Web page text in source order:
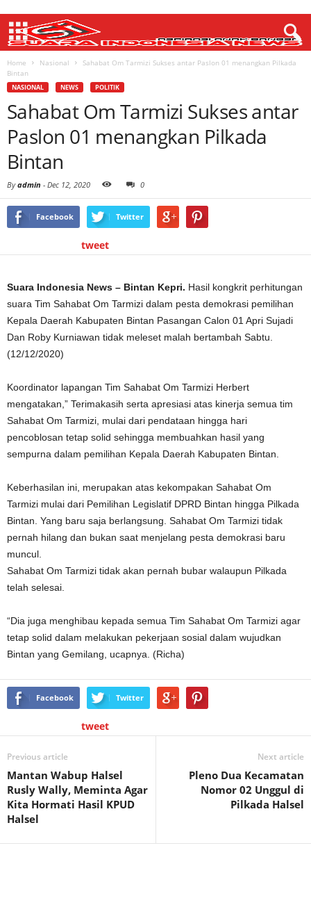
Home Nasional
Sahabat Om Tarmizi Sukses antar Paslon 01 menangkan Pilkada
Bintan
NASIONAL NEWS POLITIK
Sahabat Om Tarmizi Sukses antar
Paslon 01 menangkan Pilkada
Bintan
Byadmin - Dec 12, 2020 0
Facebook Twitter
tweet
Suara Indonesia News – Bintan Kepri. Hasil kongkrit perhitungan
suara Tim Sahabat Om Tarmizi dalam pesta demokrasi pemilihan
Kepala Daerah Kabupaten Bintan Pasangan Calon 01 Apri Sujadi
Dan Roby Kurniawan tidak meleset malah bertambah Sabtu.
(12/12/2020)
Koordinator lapangan Tim Sahabat Om Tarmizi Herbert
mengatakan,” Terimakasih serta apresiasi atas kinerja semua tim
Sahabat Om Tarmizi, mulai dari pendataan hingga hari
pencoblosan tetap solid sehingga membuahkan hasil yang
sempurna dalam pemilihan Kepala Daerah Kabupaten Bintan.
Keberhasilan ini, merupakan atas kekompakan Sahabat Om
Tarmizi mulai dari Pemilihan Legislatif DPRD Bintan hingga Pilkada
Bintan. Yang baru saja berlangsung. Sahabat Om Tarmizi tidak
pernah hilang dan bukan saat menjelang pesta demokrasi baru
muncul.
Sahabat Om Tarmizi tidak akan pernah bubar walaupun Pilkada
telah selesai.
“Dia juga menghibau kepada semua Tim Sahabat Om Tarmizi agar
tetap solid dalam melakukan pekerjaan sosial dalam wujudkan
Bintan yang Gemilang, ucapnya. (Richa)
Facebook Twitter
tweet
Previous article
Mantan Wabup Halsel
Rusly Wally, Meminta Agar
Kita Hormati Hasil KPUD
Halsel
Next article
Pleno Dua Kecamatan
Nomor 02 Unggul di
Pilkada Halsel